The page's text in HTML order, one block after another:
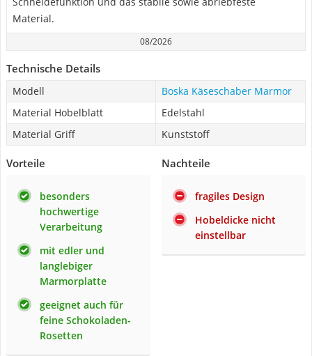
Material.
08/2026
Technische Details
Modell
Boska Käseschaber Marmor
Material Hobelblatt
Edelstahl
Material Griff
Kunststoff
Vorteile
besonders
hochwertige
Verarbeitung
mit edler und
langlebiger
Marmorplatte
geeignet auch für
feine Schokoladen-
Rosetten
Nachteile
fragiles Design
Hobeldicke nicht
einstellbar